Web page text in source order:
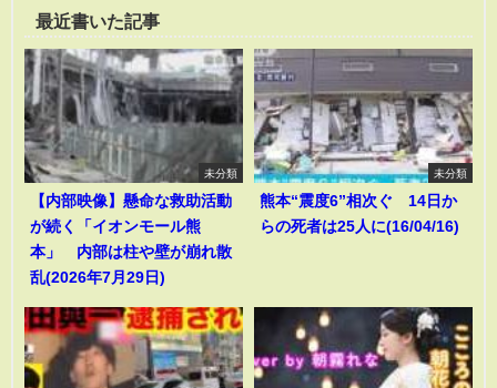
最近書いた記事
未分類
【内部映像】懸命な救助活動
が続く「イオンモール熊
本」 内部は柱や壁が崩れ散
乱(2026年7月29日)
未分類
熊本“震度6”相次ぐ 14日か
らの死者は25人に(16/04/16)